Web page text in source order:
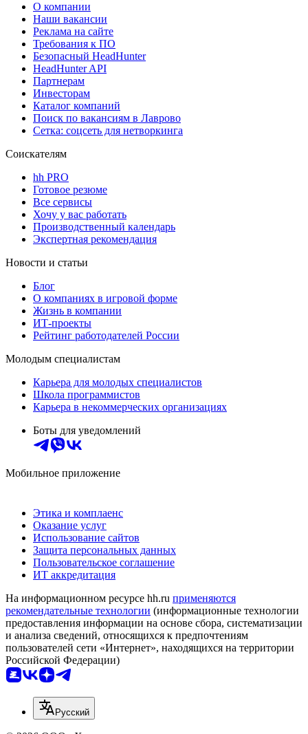
О компании
Наши вакансии
Реклама на сайте
Требования к ПО
Безопасный HeadHunter
HeadHunter API
Партнерам
Инвесторам
Каталог компаний
Поиск по вакансиям в Лаврово
Сетка: соцсеть для нетворкинга
Соискателям
hh PRO
Готовое резюме
Все сервисы
Хочу у вас работать
Производственный календарь
Экспертная рекомендация
Новости и статьи
Блог
О компаниях в игровой форме
Жизнь в компании
ИТ-проекты
Рейтинг работодателей России
Молодым специалистам
Карьера для молодых специалистов
Школа программистов
Карьера в некоммерческих организациях
Боты для уведомлений
Мобильное приложение
Этика и комплаенс
Оказание услуг
Использование сайтов
Защита персональных данных
Пользовательское соглашение
ИТ аккредитация
На информационном ресурсе hh.ru применяются
рекомендательные технологии (информационные технологии
предоставления информации на основе сбора, систематизации
и анализа сведений, относящихся к предпочтениям
пользователей сети «Интернет», находящихся на территории
Российской Федерации)
Русский